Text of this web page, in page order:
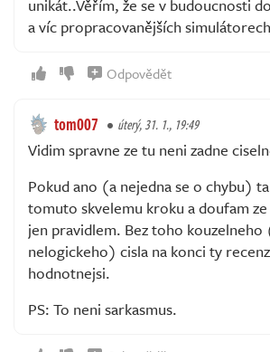
unikát..Věřím, že se v budoucnosti
a víc propracovanějších
Odpovědět
tom007 úterý, 31. 1., 19:49
Vidim spravne ze tu neni zadne
Pokud ano (a nejedna se o chybu)
tomuto skvelemu kroku a doufam
jen pravidlem. Bez toho kouzelneho
nelogickeho) cisla na konci ty
hodnotnejsi.
PS: To neni sarkasmus.